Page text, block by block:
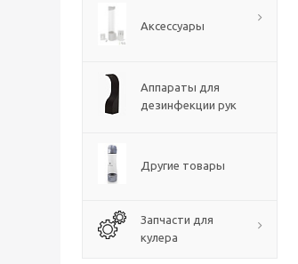
Аксессуары
Аппараты для
дезинфекции рук
Другие товары
Запчасти для
кулера